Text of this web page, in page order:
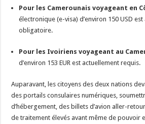
Pour les Camerounais voyageant en
électronique (e-visa) d’environ 150 USD
obligatoire.
Pour les Ivoiriens voyageant au
d’environ 153 EUR est actuellement requis.
Auparavant, les citoyens des deux nations
des portails consulaires numériques,
d’hébergement, des billets d’avion aller-
de traitement élevés avant même de pouvoir